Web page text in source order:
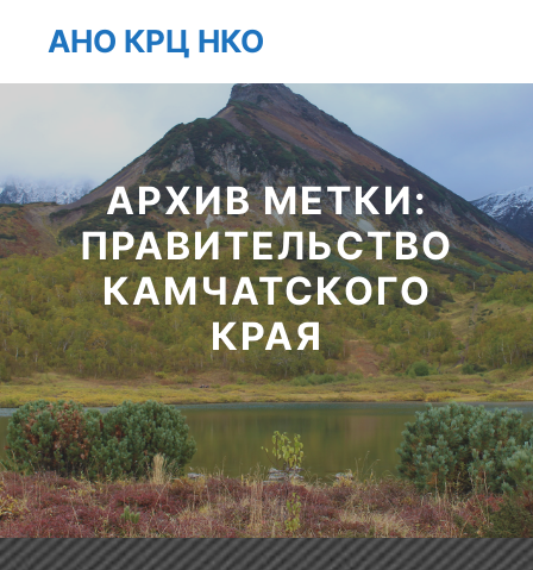
АНО КРЦ НКО
АРХИВ МЕТКИ:
ПРАВИТЕЛЬСТВО
КАМЧАТСКОГО
КРАЯ